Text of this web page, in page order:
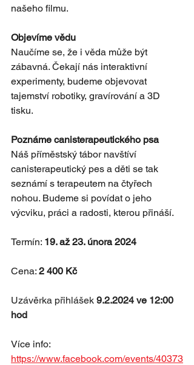
našeho filmu.
Objevíme vědu
Naučíme se, že i věda může být
zábavná. Čekají nás interaktivní
experimenty, budeme objevovat
tajemství robotiky, gravírování a 3D
tisku.
Poznáme canisterapeutického psa
Náš příměstský tábor navštíví
canisterapeutický pes a děti se tak
seznámí s terapeutem na čtyřech
nohou. Budeme si povídat o jeho
výcviku, práci a radosti, kterou přináší.
Termín: 19. až 23. února 2024
Cena: 2 400 Kč
Uzávěrka přihlášek 9.2.2024 ve 12:00
hod
Více info:
https://www.facebook.com/events/40373